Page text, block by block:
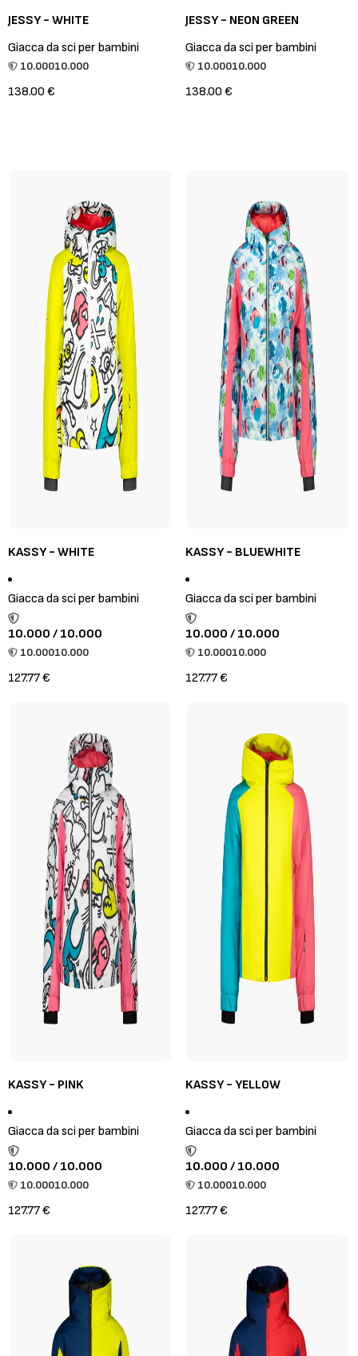
JESSY - WHITE
Giacca da sci per bambini
10.00010.000
138.00 €
JESSY - NEON GREEN
Giacca da sci per bambini
10.00010.000
138.00 €
KASSY - WHITE
Giacca da sci per bambini
10.000 / 10.000
10.00010.000
127.77 €
KASSY - BLUEWHITE
Giacca da sci per bambini
10.000 / 10.000
10.00010.000
127.77 €
KASSY - PINK
Giacca da sci per bambini
10.000 / 10.000
10.00010.000
127.77 €
KASSY - YELLOW
Giacca da sci per bambini
10.000 / 10.000
10.00010.000
127.77 €